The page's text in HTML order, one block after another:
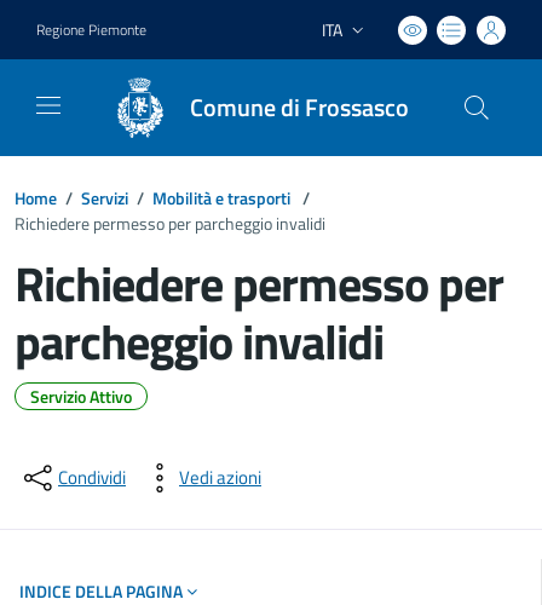
Regione Piemonte Lingua attiva:
ITA
Comune di Frossasco
Home / Servizi / Mobilità e trasporti /
Richiedere permesso per parcheggio invalidi
Richiedere permesso per
parcheggio invalidi
Servizio Attivo
Condividi Vedi azioni
INDICE DELLA PAGINA